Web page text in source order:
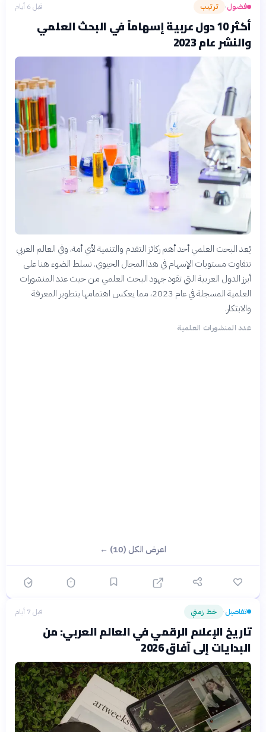
فضول› ترتيب قبل 6 أيام
أكثر 10 دول عربية إسهاماً في البحث العلمي
والنشر عام 2023
يُعد البحث العلمي أحد أهم ركائز التقدم والتنمية لأي أمة، وفي العالم العربي
تتفاوت مستويات الإسهام في هذا المجال الحيوي. نسلط الضوء هنا على
أبرز الدول العربية التي تقود جهود البحث العلمي من حيث عدد المنشورات
العلمية المسجلة في عام 2023، مما يعكس اهتمامها بتطوير المعرفة
والابتكار.
عدد المنشورات العلمية
اعرض الكل (10) ←
تفاصيل› خط زمني قبل 7 أيام
تاريخ الإعلام الرقمي في العالم العربي: من
البدايات إلى آفاق 2026